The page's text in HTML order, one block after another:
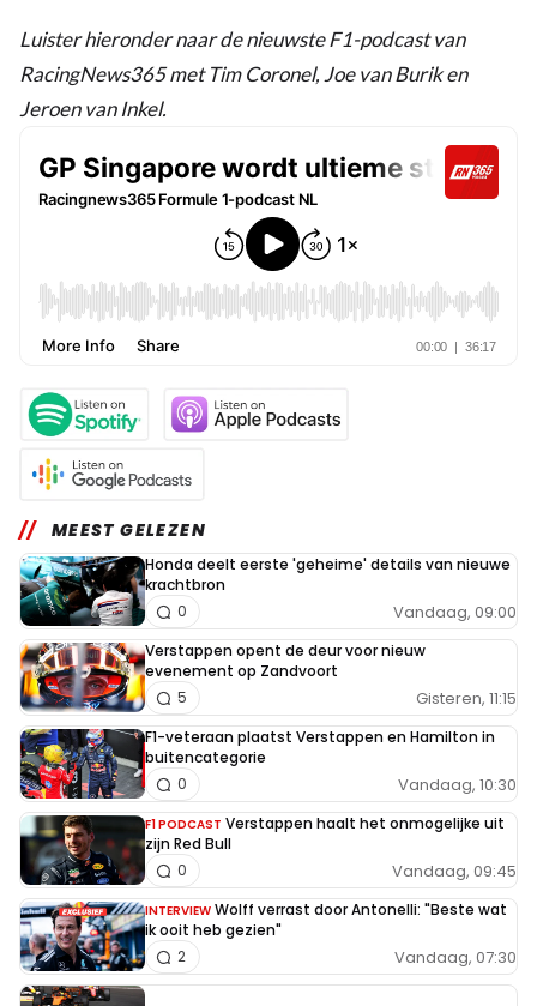
Luister hieronder naar de nieuwste F1-podcast van
RacingNews365 met Tim Coronel, Joe van Burik en
Jeroen van Inkel.
MEEST GELEZEN
Honda deelt eerste 'geheime' details van nieuwe
krachtbron
Vandaag, 09:00
0
Verstappen opent de deur voor nieuw
evenement op Zandvoort
Gisteren, 11:15
5
F1-veteraan plaatst Verstappen en Hamilton in
buitencategorie
Vandaag, 10:30
0
F1 PODCAST Verstappen haalt het onmogelijke uit
zijn Red Bull
Vandaag, 09:45
0
INTERVIEW Wolff verrast door Antonelli: "Beste wat
ik ooit heb gezien"
Vandaag, 07:30
2